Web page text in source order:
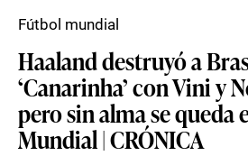
Haaland destruyó a
‘Canarinha’ con Vini y
pero sin alma se queda
Mundial | CRÓNICA
Fútbol mundial